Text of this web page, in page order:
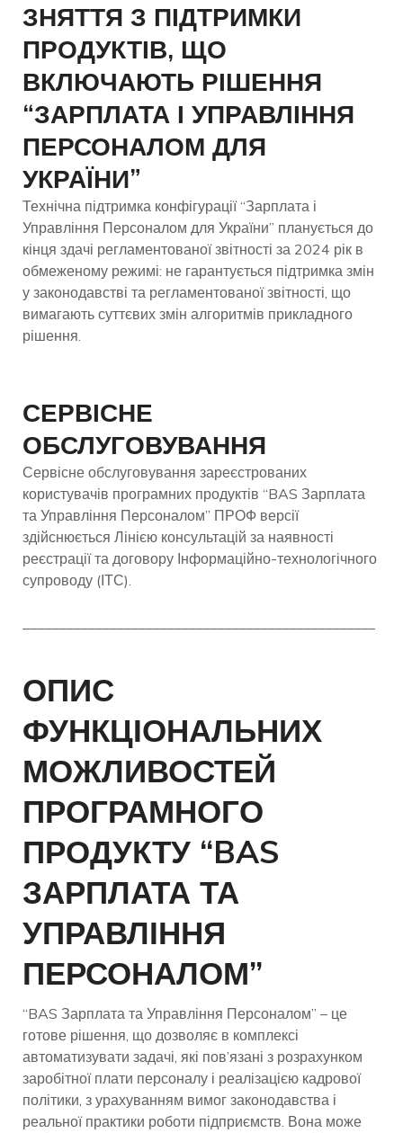
ЗНЯТТЯ З ПІДТРИМКИ
ПРОДУКТІВ, ЩО
ВКЛЮЧАЮТЬ РІШЕННЯ
“ЗАРПЛАТА І УПРАВЛІННЯ
ПЕРСОНАЛОМ ДЛЯ
УКРАЇНИ”
Технічна підтримка конфігурації “Зарплата і
Управління Персоналом для України” планується до
кінця здачі регламентованої звітності за 2024 рік в
обмеженому режимі: не гарантується підтримка змін
у законодавстві та регламентованої звітності, що
вимагають суттєвих змін алгоритмів прикладного
рішення.
СЕРВІСНЕ
ОБСЛУГОВУВАННЯ
Сервісне обслуговування зареєстрованих
користувачів програмних продуктів “BAS Зарплата
та Управління Персоналом” ПРОФ версії
здійснюється Лінією консультацій за наявності
реєстрації та договору Інформаційно-технологічного
супроводу (ІТС).
ОПИС
ФУНКЦІОНАЛЬНИХ
МОЖЛИВОСТЕЙ
ПРОГРАМНОГО
ПРОДУКТУ “BAS
ЗАРПЛАТА ТА
УПРАВЛІННЯ
ПЕРСОНАЛОМ”
“BAS Зарплата та Управління Персоналом” – це
готове рішення, що дозволяє в комплексі
автоматизувати задачі, які пов’язані з розрахунком
заробітної плати персоналу і реалізацією кадрової
політики, з урахуванням вимог законодавства і
реальної практики роботи підприємств. Вона може